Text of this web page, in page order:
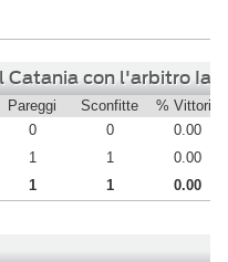
con l'arbitro
Pareggi Sconfitte % Vittorie
0 0
0.00
1 1
0.00
1 1 0.00